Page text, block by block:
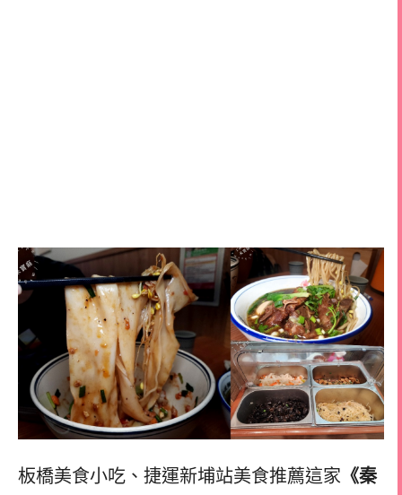
板橋美食小吃、捷運新埔站美食推薦這家 《秦